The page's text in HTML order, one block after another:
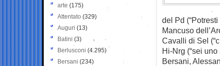
del Pd
Mancuso
Cavalli di Sel
Hi-Nrg (“sei
Bersani,
arte (175)
Attentato (329)
Auguri (13)
Batini (3)
Berlusconi (4.295)
Bersani (234)